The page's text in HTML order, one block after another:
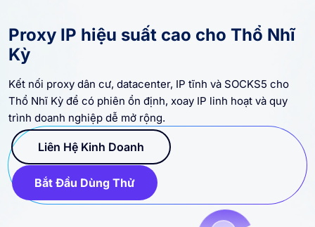
Proxy IP hiệu suất cao cho Thổ Nhĩ
Kỳ
Kết nối proxy dân cư, datacenter, IP tĩnh và SOCKS5 cho
Thổ Nhĩ Kỳ để có phiên ổn định, xoay IP linh hoạt và quy
trình doanh nghiệp dễ mở rộng.
Liên Hệ Kinh Doanh
Bắt Đầu Dùng Thử